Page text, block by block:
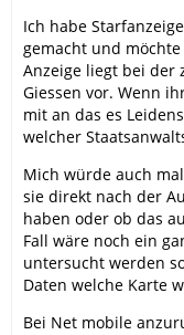
Ich habe
gemacht und
Anzeige liegt bei der
Giessen vor. Wenn
mit an das es
welcher
Mich würde auch
sie direkt nach der
haben oder ob das
Fall wäre noch ein
untersucht werden
Daten welche Karte
Bei Net mobile